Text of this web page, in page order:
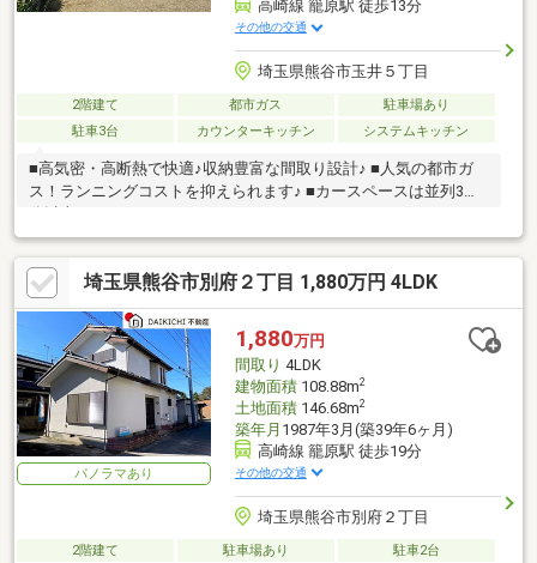
高崎線 籠原駅 徒歩13分
その他の交通
埼玉県熊谷市玉井５丁目
2階建て 都市ガス
駐車場あり
駐車3台
カウンターキッチン システムキッチン
■高気密・高断熱で快適♪収納豊富な間取り設計♪ ■人気の都市ガ
ス！ランニングコストを抑えられます♪ ■カースペースは並列3台
埼玉県熊谷市別府２丁目 1,880万円 4LDK
パノラマあり
1,880万円
間取り 4LDK
建物面積108.88m2
土地面積146.68m2
築年月 1987年3月(築39年6ヶ月)
高崎線 籠原駅 徒歩19分
その他の交通
埼玉県熊谷市別府２丁目
2階建て 駐車場あり 駐車2台